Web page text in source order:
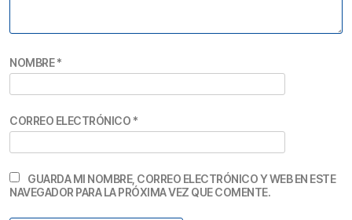
NOMBRE*
CORREO ELECTRÓNICO *
GUARDA MI NOMBRE, CORREO ELECTRÓNICO Y WEB EN ESTE
NAVEGADOR PARA LA PRÓXIMA VEZ QUE COMENTE.